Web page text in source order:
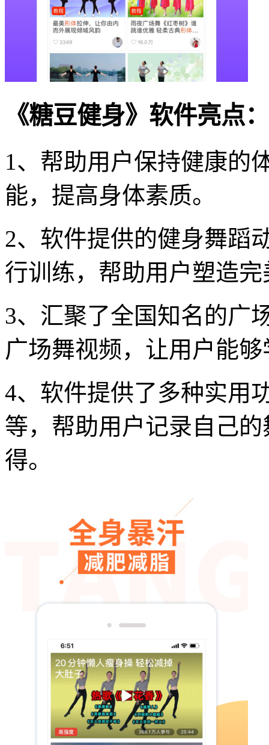
《糖豆健身》软件亮点：
1、帮助用户保持健康的
能，提高身体素质。
2、软件提供的健身舞蹈
行训练，帮助用户塑造
3、汇聚了全国知名的广
广场舞视频，让用户能
4、软件提供了多种实用
等，帮助用户记录自己
得。